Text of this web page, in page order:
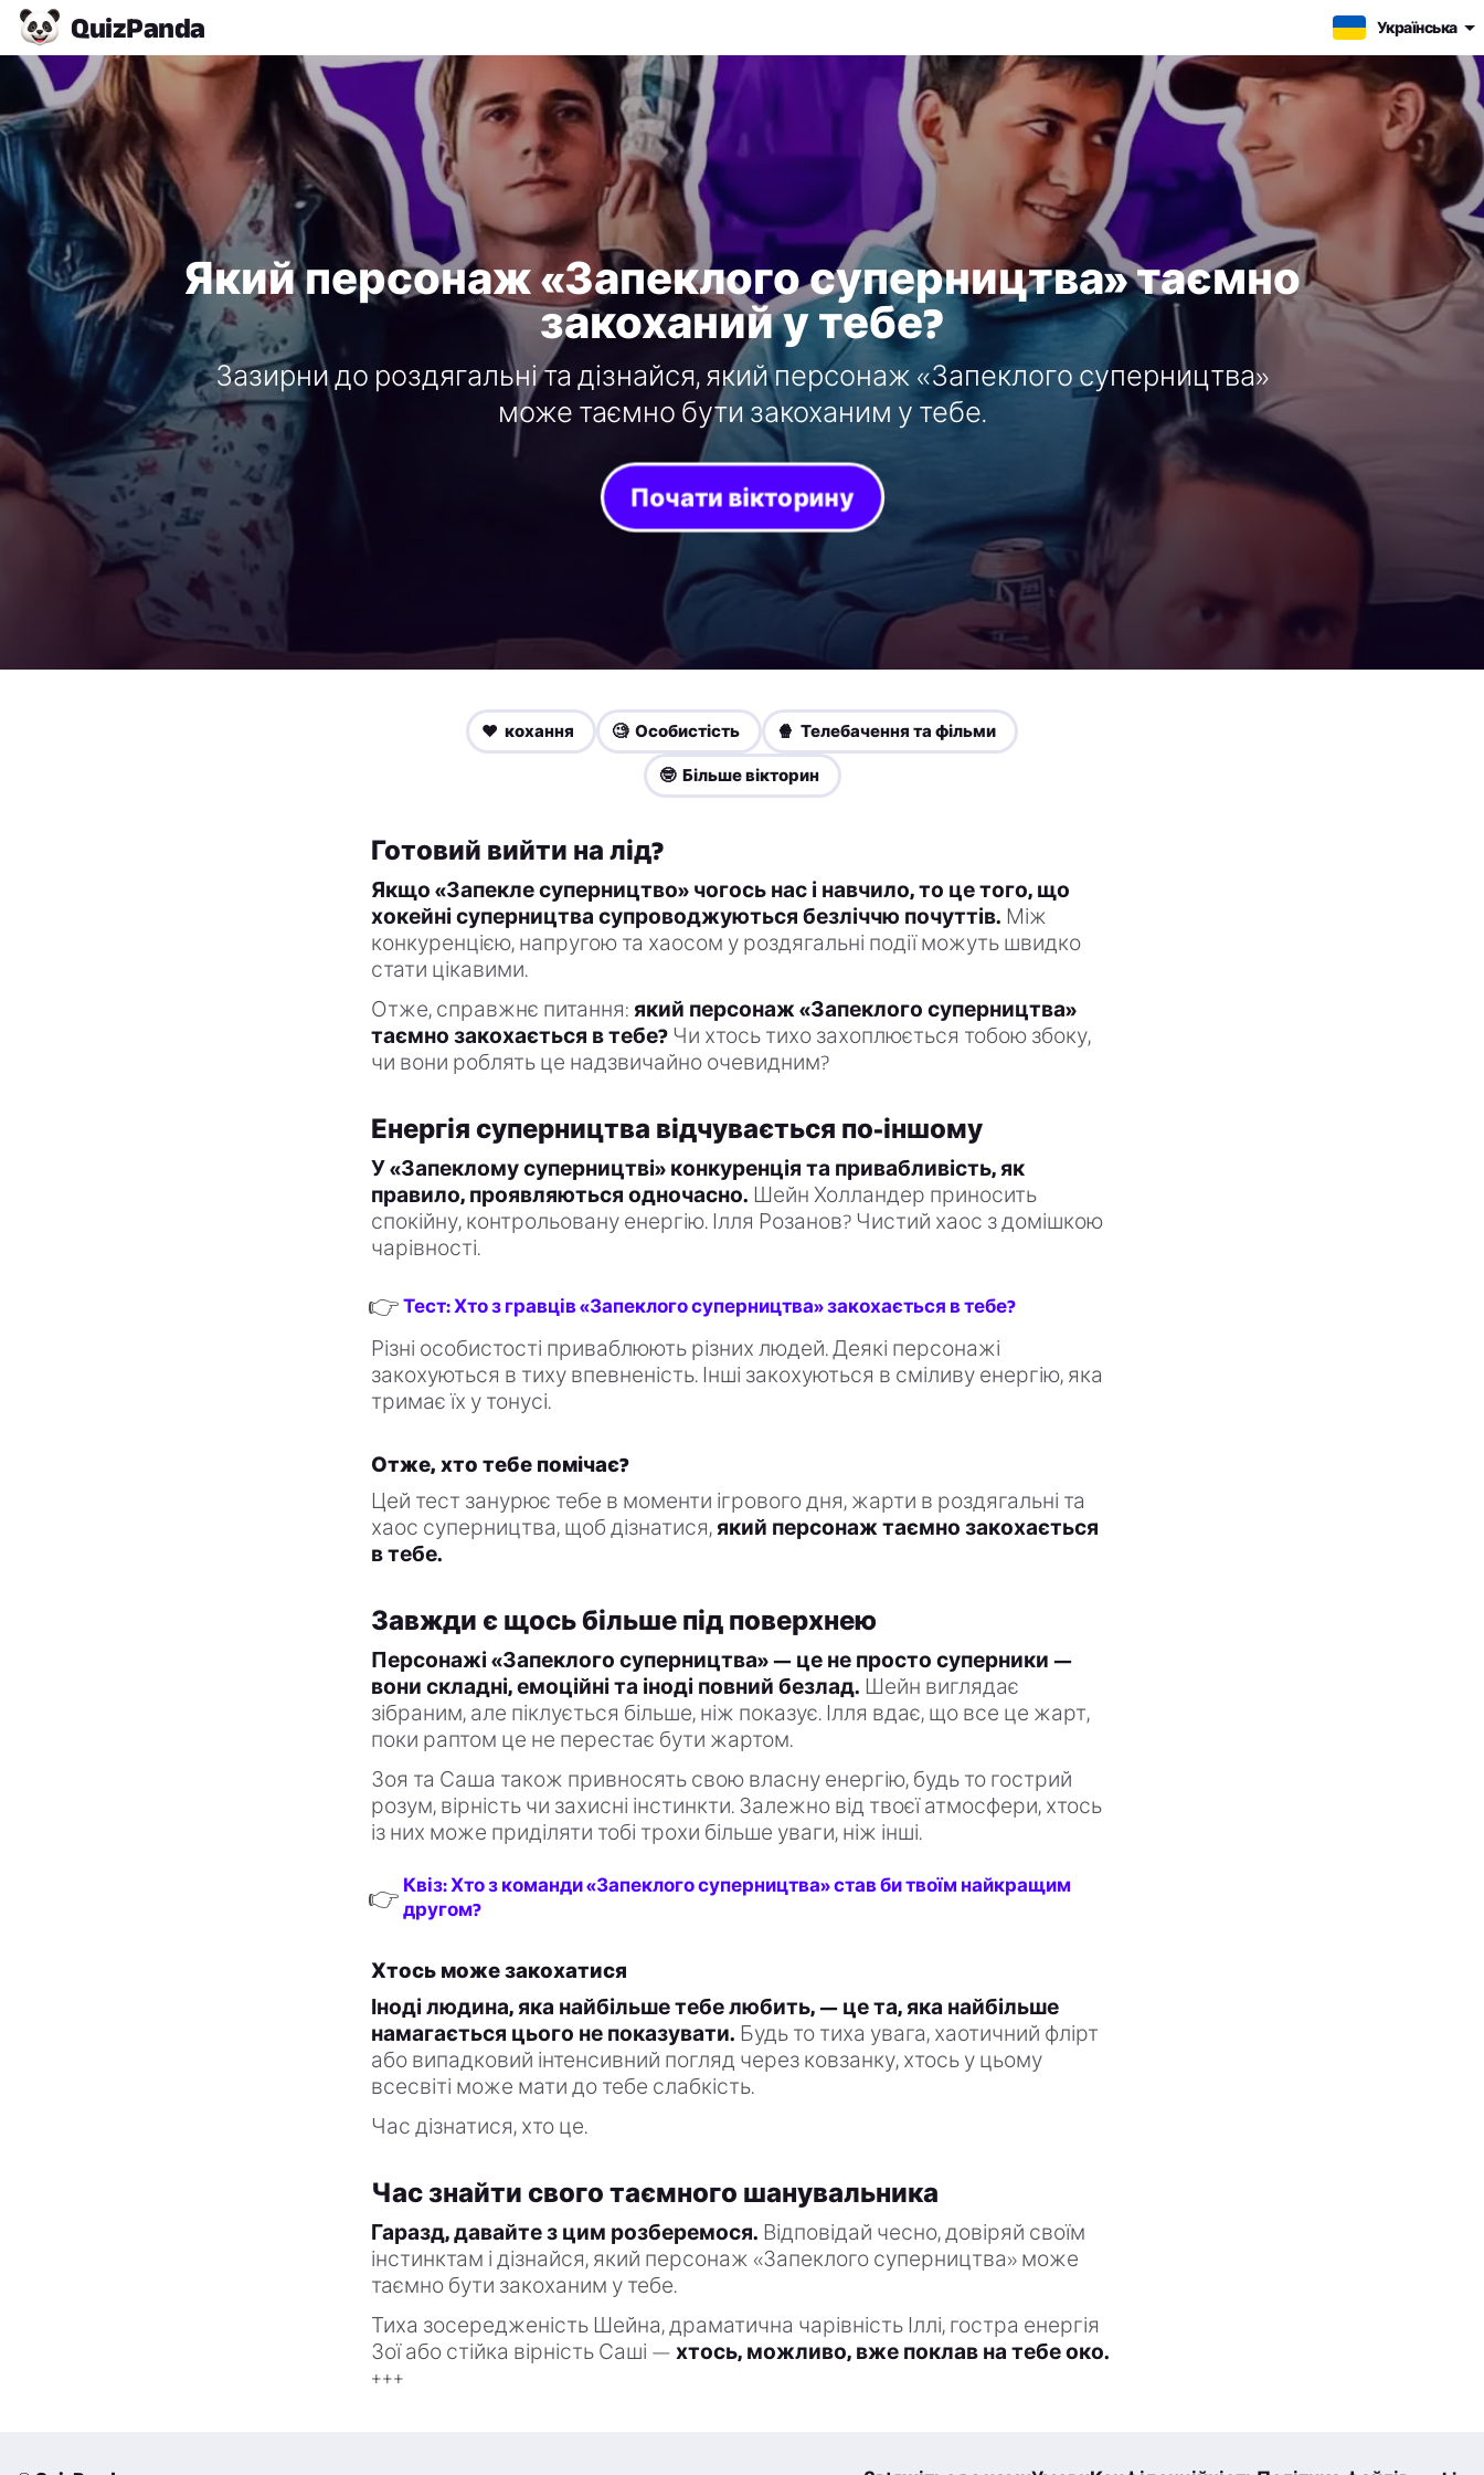
QuizPanda Українська
Який персонаж «Запеклого суперництва» таємно
закоханий у тебе?
Зазирни до роздягальні та дізнайся, який персонаж «Запеклого суперництва»
може таємно бути закоханим у тебе.
Почати вікторину
❤️ кохання 🧐 Особистість 🍿 Телебачення та фільми
🤓 Більше вікторин
Готовий вийти на лід?
Якщо «Запекле суперництво» чогось нас і навчило, то це того, що
хокейні суперництва супроводжуються безліччю почуттів. Між
конкуренцією, напругою та хаосом у роздягальні події можуть швидко
стати цікавими.
Отже, справжнє питання: який персонаж «Запеклого суперництва»
таємно закохається в тебе? Чи хтось тихо захоплюється тобою збоку,
чи вони роблять це надзвичайно очевидним?
Енергія суперництва відчувається по-іншому
У «Запеклому суперництві» конкуренція та привабливість, як
правило, проявляються одночасно. Шейн Холландер приносить
спокійну, контрольовану енергію. Ілля Розанов? Чистий хаос з домішкою
чарівності.
👉 Тест: Хто з гравців «Запеклого суперництва» закохається в тебе?
Різні особистості приваблюють різних людей. Деякі персонажі
закохуються в тиху впевненість. Інші закохуються в сміливу енергію, яка
тримає їх у тонусі.
Отже, хто тебе помічає?
Цей тест занурює тебе в моменти ігрового дня, жарти в роздягальні та
хаос суперництва, щоб дізнатися, який персонаж таємно закохається
в тебе.
Завжди є щось більше під поверхнею
Персонажі «Запеклого суперництва» — це не просто суперники —
вони складні, емоційні та іноді повний безлад. Шейн виглядає
зібраним, але піклується більше, ніж показує. Ілля вдає, що все це жарт,
поки раптом це не перестає бути жартом.
Зоя та Саша також привносять свою власну енергію, будь то гострий
розум, вірність чи захисні інстинкти. Залежно від твоєї атмосфери, хтось
із них може приділяти тобі трохи більше уваги, ніж інші.
👉 Квіз: Хто з команди «Запеклого суперництва» став би твоїм найкращим
другом?
Хтось може закохатися
Іноді людина, яка найбільше тебе любить, — це та, яка найбільше
намагається цього не показувати. Будь то тиха увага, хаотичний флірт
або випадковий інтенсивний погляд через ковзанку, хтось у цьому
всесвіті може мати до тебе слабкість.
Час дізнатися, хто це.
Час знайти свого таємного шанувальника
Гаразд, давайте з цим розберемося. Відповідай чесно, довіряй своїм
інстинктам і дізнайся, який персонаж «Запеклого суперництва» може
таємно бути закоханим у тебе.
Тиха зосередженість Шейна, драматична чарівність Іллі, гостра енергія
Зої або стійка вірність Саші — хтось, можливо, вже поклав на тебе око.
+++